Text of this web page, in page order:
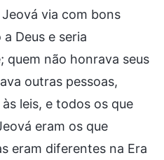
via com bons
Deus e seria
quem não honrava seus
outras pessoas,
leis, e todos os que
eram os que
eram diferentes na Era